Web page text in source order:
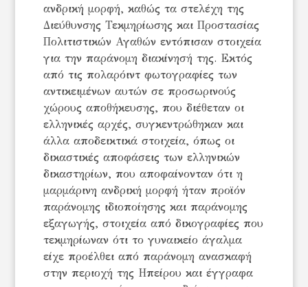
ανδρική μορφή, καθώς τα στελέχη της
Διεύθυνσης Τεκμηρίωσης και Προστασίας
Πολιτιστικών Αγαθών εντόπισαν στοιχεία
για την παράνομη διακίνησή της. Εκτός
από τις πολαρόιντ φωτογραφίες των
αντικειμένων αυτών σε προσωρινούς
χώρους αποθήκευσης, που διέθεταν οι
ελληνικές αρχές, συγκεντρώθηκαν και
άλλα αποδεικτικά στοιχεία, όπως οι
δικαστικές αποφάσεις των ελληνικών
δικαστηρίων, που αποφαίνονταν ότι η
μαρμάρινη ανδρική μορφή ήταν προϊόν
παράνομης ιδιοποίησης και παράνομης
εξαγωγής, στοιχεία από δικογραφίες που
τεκμηρίωναν ότι το γυναικείο άγαλμα
είχε προέλθει από παράνομη ανασκαφή
στην περιοχή της Ηπείρου και έγγραφα